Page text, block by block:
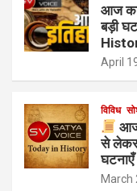
आज का
बड़ी
April
विविध
आज
से लेकर
घटनाएँ
March